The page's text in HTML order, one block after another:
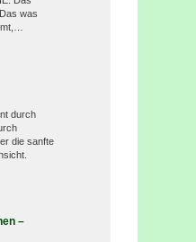
was
durch
die sanfte
–